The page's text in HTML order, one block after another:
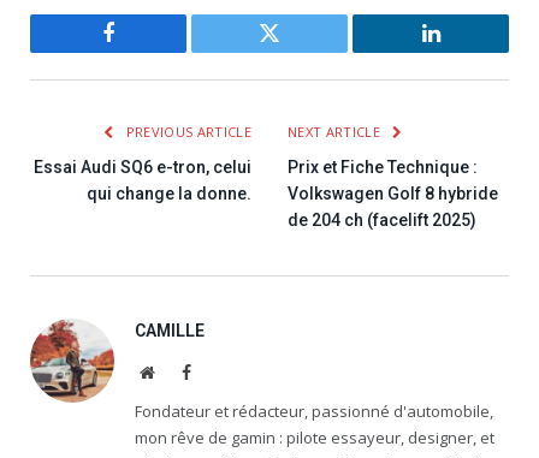
Facebook Twitter LinkedIn
PREVIOUS ARTICLE
Essai Audi SQ6 e-tron, celui
qui change la donne.
NEXT ARTICLE
Prix et Fiche Technique :
Volkswagen Golf 8 hybride
de 204 ch (facelift 2025)
CAMILLE
WebsiteFacebook
Fondateur et rédacteur, passionné d'automobile,
mon rêve de gamin : pilote essayeur, designer, et